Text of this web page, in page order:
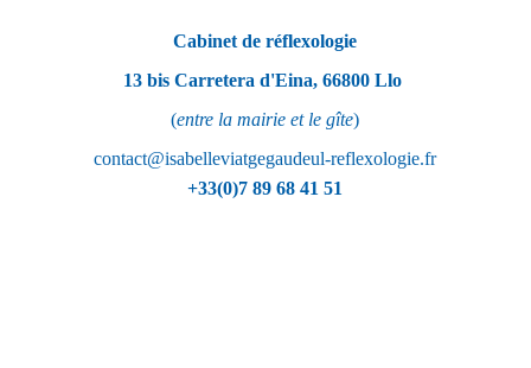
Cabinet de réflexologie
13 bis Carretera d'Eina, 66800 Llo
(entre la mairie et le gîte)
contact@isabelleviatgegaudeul-reflexologie.fr
+33(0)7 89 68 41 51